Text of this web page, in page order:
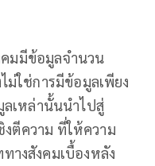
คมมีข้อมูลจำนวน
ม่ใช่การมีข้อมูลเพียง
ลเหล่านั้นนำไปสู่
งตีความ ที่ให้ความ
างสังคมเบื้องหลัง